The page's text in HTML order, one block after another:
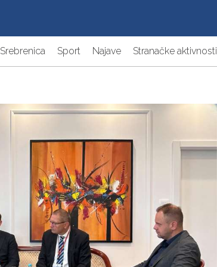
Srebrenica Sport Najave Stranačke aktivnosti